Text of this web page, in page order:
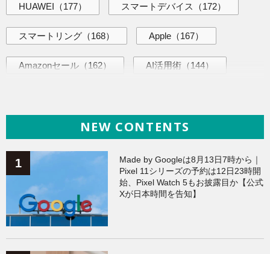
HUAWEI （177） スマートデバイス （172）
スマートリング （168） Apple （167）
Amazonセール （162） AI活用術 （144）
ガジェット（134）
Galaxy（133） （131）
AppleWatchアクセサリー（123） Fitbit（121）
Xiaomi（118）
NEW CONTENTS
Made by Googleは8月13日7時から｜
Pixel 11シリーズの予約は12日23時開
始、Pixel Watch 5もお披露目か【公式
Xが日本時間を告知】